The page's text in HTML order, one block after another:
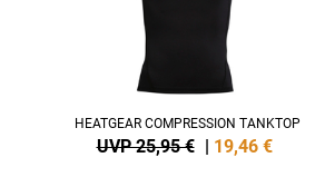
HEATGEAR COMPRESSION TANKTOP
UVP 25,95 € 19,46 €